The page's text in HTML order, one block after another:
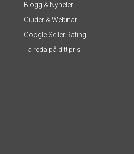
Blogg & Nyheter
Guider & Webinar
Google Seller Rating
Ta reda på ditt pris